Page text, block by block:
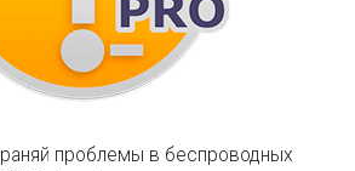
проблемы в беспроводных